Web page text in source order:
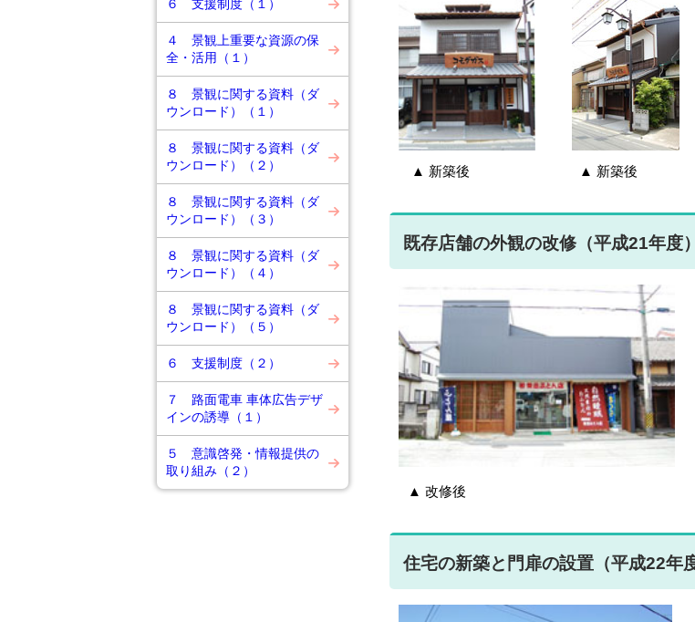
６ 支援制度（１）
４ 景観上重要な資源の保
全・活用（１）
８ 景観に関する資料（ダ
ウンロード）（１）
８ 景観に関する資料（ダ
ウンロード）（２）
８ 景観に関する資料（ダ
ウンロード）（３）
８ 景観に関する資料（ダ
ウンロード）（４）
８ 景観に関する資料（ダ
ウンロード）（５）
６ 支援制度（２）
７ 路面電車 車体広告デザ
インの誘導（１）
５ 意識啓発・情報提供の
取り組み（２）
▲ 新築後 ▲ 新築後
既存店舗の外観の改修（平成21年度）
▲ 改修後 ▲
住宅の新築と門扉の設置（平成22年度